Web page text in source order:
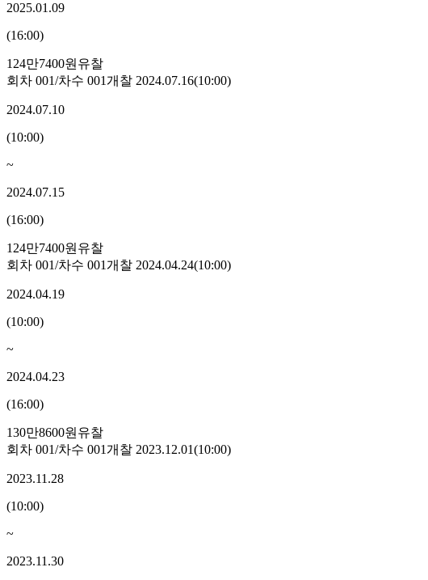
2025.01.09
(16:00)
124만7400원 유찰
회차 001/차수 001개찰 2024.07.16(10:00)
2024.07.10
(10:00)
~
2024.07.15
(16:00)
124만7400원 유찰
회차 001/차수 001개찰 2024.04.24(10:00)
2024.04.19
(10:00)
~
2024.04.23
(16:00)
130만8600원 유찰
회차 001/차수 001개찰 2023.12.01(10:00)
2023.11.28
(10:00)
~
2023.11.30